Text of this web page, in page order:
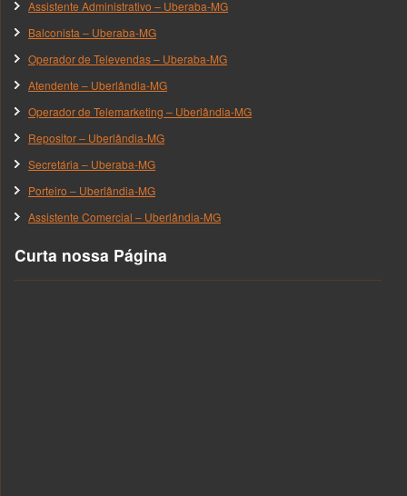
Assistente Administrativo – Uberaba-MG
Balconista – Uberaba-MG
Operador de Televendas – Uberaba-MG
Atendente – Uberlândia-MG
Operador de Telemarketing – Uberlândia-MG
Repositor – Uberlândia-MG
Secretária – Uberaba-MG
Porteiro – Uberlândia-MG
Assistente Comercial – Uberlândia-MG
Curta nossa Página